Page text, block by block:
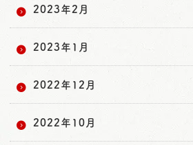
2023年2月
2023年1月
2022年12月
2022年10月